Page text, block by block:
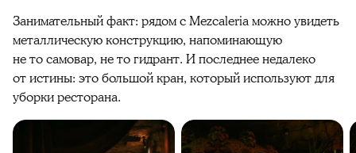
Занимательный факт: рядом с Mezcaleria можно увидеть
металлическую конструкцию, напоминающую
не то самовар, не то гидрант. И последнее недалеко
от истины: это большой кран, который используют для
уборки ресторана.